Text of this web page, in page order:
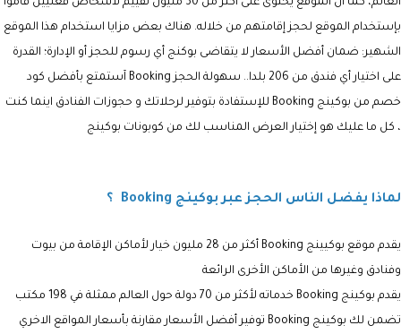
بإستخدام الموقع لحجز إقامتهم من خلاله. هناك بعض مزايا استخدام هذا الموقع
الشهير: ضمان أفضل الأسعار لا يتقاضى بوكنج أي رسوم للحجز أو الإدارة؛ القدرة
على اختيار أي فندق من 206 بلدا.. سهولة الحجز Booking آستمتع بأفضل كود
خصم من بوكينج Booking للإستفادة بتوفير لرحلاتك و حجوزات الفنادق اينما كنت
، كل ما عليك هو إختيار العرض المناسب لك من كوبونات بوكينج
لماذا يفضل الناس الحجز عبر بوكينج Booking ؟
يقدم موقع بوكيينج Booking أكثر من 28 مليون خيار لأماكن الإقامة من بيوت
وفنادق وغيرها من الأماكن الأخرى الرائعة
يقدم بوكينج Booking خدماته لأكثر من 70 دولة حول العالم ممثلة في 198 مكتب
تضمن لك بوكينج Booking توفير أفضل الأسعار مقارنة بأسعار المواقع الاخري